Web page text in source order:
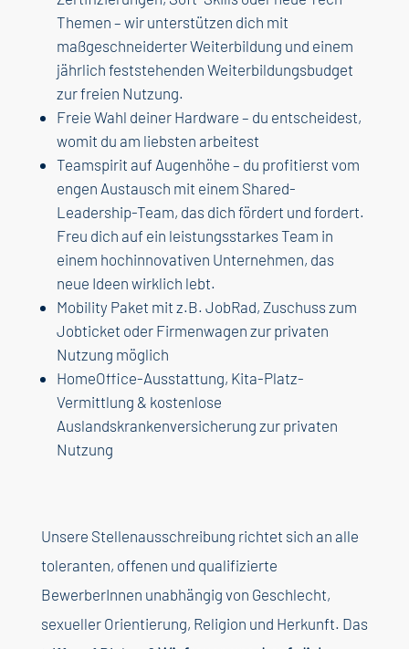
Themen – wir unterstützen dich mit
maßgeschneiderter Weiterbildung und einem
jährlich feststehenden Weiterbildungsbudget
zur freien Nutzung.
Freie Wahl deiner Hardware – du entscheidest,
womit du am liebsten arbeitest
Teamspirit auf Augenhöhe – du profitierst vom
engen Austausch mit einem Shared-
Leadership-Team, das dich fördert und fordert.
Freu dich auf ein leistungsstarkes Team in
einem hochinnovativen Unternehmen, das
neue Ideen wirklich lebt.
Mobility Paket mit z.B. JobRad, Zuschuss zum
Jobticket oder Firmenwagen zur privaten
Nutzung möglich
HomeOffice-Ausstattung, Kita-Platz-
Vermittlung & kostenlose
Auslandskrankenversicherung zur privaten
Nutzung
Unsere Stellenausschreibung richtet sich an alle
toleranten, offenen und qualifizierte
BewerberInnen unabhängig von Geschlecht,
sexueller Orientierung, Religion und Herkunft. Das